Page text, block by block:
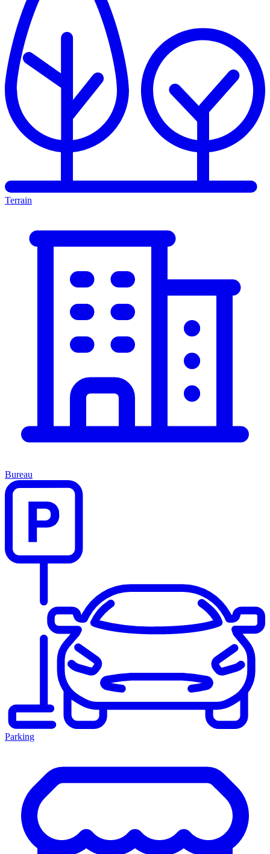
Terrain
Bureau
Parking